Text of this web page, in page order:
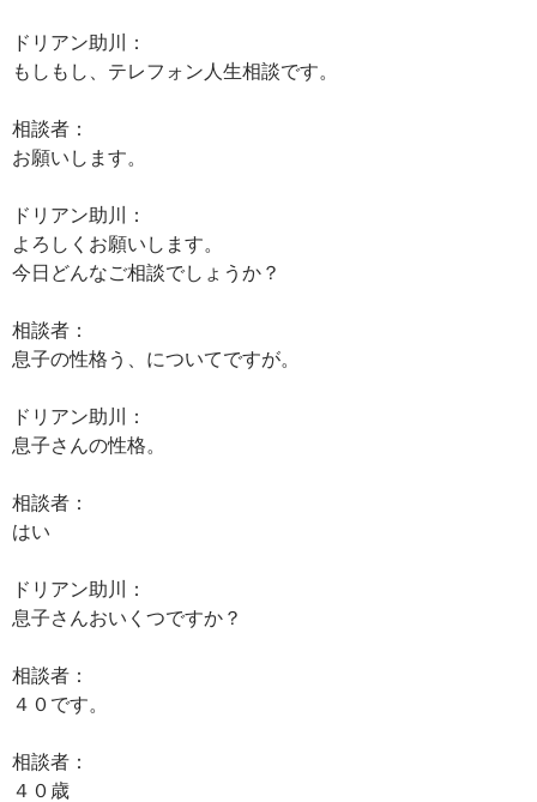
ドリアン助川：
もしもし、テレフォン人生相談です。
相談者：
お願いします。
ドリアン助川：
よろしくお願いします。
今日どんなご相談でしょうか？
相談者：
息子の性格う、についてですが。
ドリアン助川：
息子さんの性格。
相談者：
はい
ドリアン助川：
息子さんおいくつですか？
相談者：
４０です。
相談者：
４０歳